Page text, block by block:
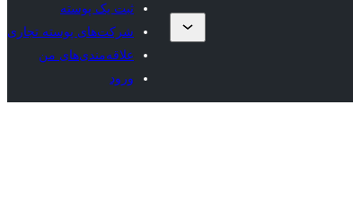
ثبت یک پوسته
شرکت‌های پوسته تجاری
علاقه‌مندی‌های من
ورود